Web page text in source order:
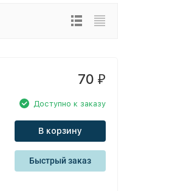
70 ₽
Доступно к заказу
В корзину
Быстрый заказ